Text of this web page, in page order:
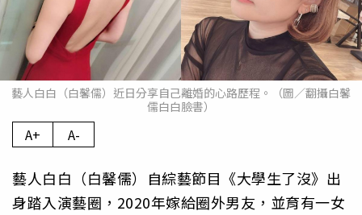
藝人白白（白馨儒）近日分享自己離婚的心路歷程。（圖／翻攝白馨
儒白白臉書）
A+ A-
藝人白白（白馨儒）自綜藝節目《大學生了沒》出
身踏入演藝圈，2020年嫁給圈外男友，並育有一女